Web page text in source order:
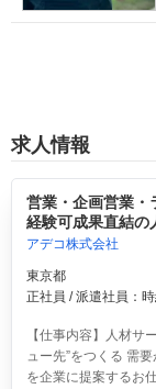
求人情報
営業・企画営業・
経験可成果直結の
アデコ株式会社
東京都
正社員 / 派遣社員：
【仕事内容】人材サ
ュー先”をつくる 需
を企業に提案するお